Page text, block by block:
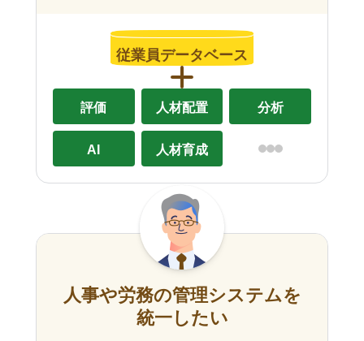
従業員データベース
評価 人材配置 分析
AI 人材育成
人事や労務の管理システムを
統一したい